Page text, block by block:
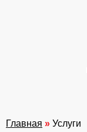
Главная » Услуги